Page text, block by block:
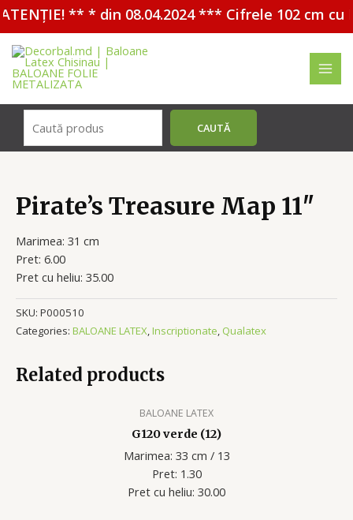
** * din 08.04.2024 *** Cifrele 102 cm cu
Перейти
содержимому
CAUTĂ
Pirate’s Treasure Map 11″
Marimea: 31 cm
Pret: 6.00
Pret cu heliu: 35.00
SKU: P000510
Categories: BALOANE LATEX,Inscriptionate, Qualatex
Related products
BALOANE LATEX
G120 verde (12)
Marimea: 33 cm / 13
Pret: 1.30
Pret cu heliu: 30.00